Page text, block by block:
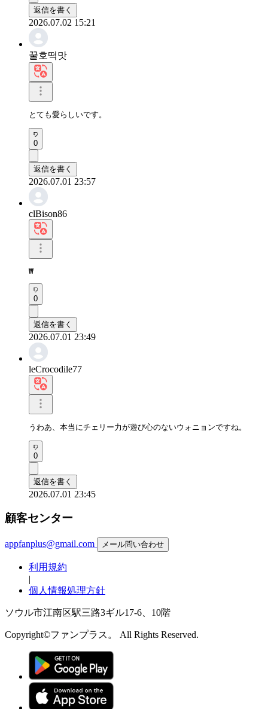
返信を書く
2026.07.02 15:21
꿀호떡맛
とても愛らしいです。
0
返信を書く
2026.07.01 23:57
clBison86
₩
0
返信を書く
2026.07.01 23:49
leCrocodile77
うわあ、本当にチェリー力が遊び心のないウォニョンですね。
0
返信を書く
2026.07.01 23:45
顧客センター
appfanplus@gmail.com メール問い合わせ
利用規約
|
個人情報処理方針
ソウル市江南区駅三路3ギル17-6、10階
Copyright©ファンプラス。 All Rights Reserved.